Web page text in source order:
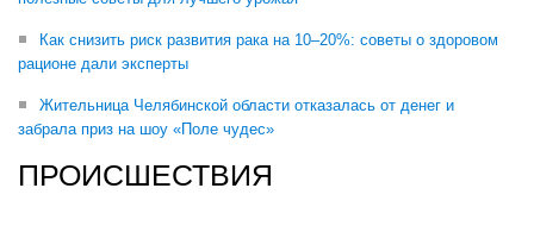
Как снизить риск развития рака на 10–20%: советы о здоровом
рационе дали эксперты
Жительница Челябинской области отказалась от денег и
забрала приз на шоу «Поле чудес»
ПРОИСШЕСТВИЯ